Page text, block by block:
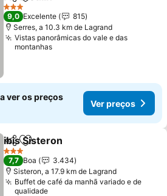
Adicionar aos favoritos
3 Estrelas
9,0 Excelente
815
Serres, a 10.3 km de Lagrand
Vistas panorâmicas do vale e das
montanhas
ver os preços
Ver preços
PartilharAdicionar aos favoritos
ibis Sisteron
3 Estrelas
7,7 Boa
3.434
Sisteron, a 17.9 km de Lagrand
Buffet de café da manhã variado e de
qualidade